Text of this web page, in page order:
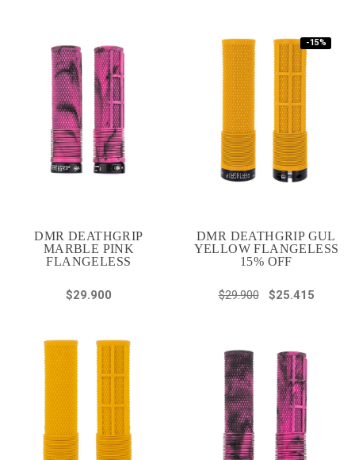
DMR DEATHGRIP
MARBLE PINK
FLANGELESS
$29.900
-15%
DMR DEATHGRIP GUL
YELLOW FLANGELESS
15% OFF
$29.900 $25.415